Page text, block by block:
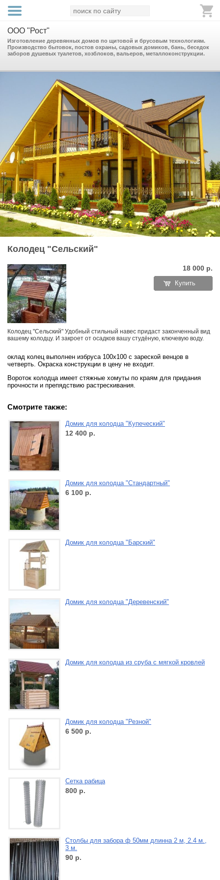
ООО "Рост"
Изготовление деревянных домов по щитовой и брусовым технологиям.
Производство бытовок, постов охраны, садовых домиков, бань, беседок
заборов душевых туалетов, хозблоков, вальеров, металлоконструкции.
Колодец "Сельский"
18 000 р.
Купить
Колодец "Сельский" Удобный стильный навес придаст законченный вид
вашему колодцу. И закроет от осадков вашу студёную, ключевую воду.
оклад колец выполнен избруса 100х100 с зареской венцов в
четверть. Окраска конструкции в цену не входит.
Вороток колодца имеет стяжные хомуты по краям для придания
прочности и препядствию растрескивания.
Смотрите также:
Домик для колодца "Купеческий"
12 400 р.
Домик для колодца "Стандартный"
6 100 р.
Домик для колодца "Барский"
Домик для колодца "Деревенский"
Домик для колодца из сруба с мягкой кровлей
Домик для колодца "Резной"
6 500 р.
Сетка рабица
800 р.
Столбы для забора ф 50мм длинна 2 м, 2.4 м.,
3 м.
90 р.